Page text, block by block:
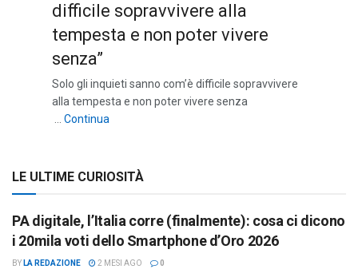
difficile sopravvivere alla
tempesta e non poter vivere
senza”
Solo gli inquieti sanno com’è difficile sopravvivere
alla tempesta e non poter vivere senza
… Continua
LE ULTIME CURIOSITÀ
PA digitale, l’Italia corre (finalmente): cosa ci dicono
i 20mila voti dello Smartphone d’Oro 2026
BY LA REDAZIONE 2 MESI AGO 0